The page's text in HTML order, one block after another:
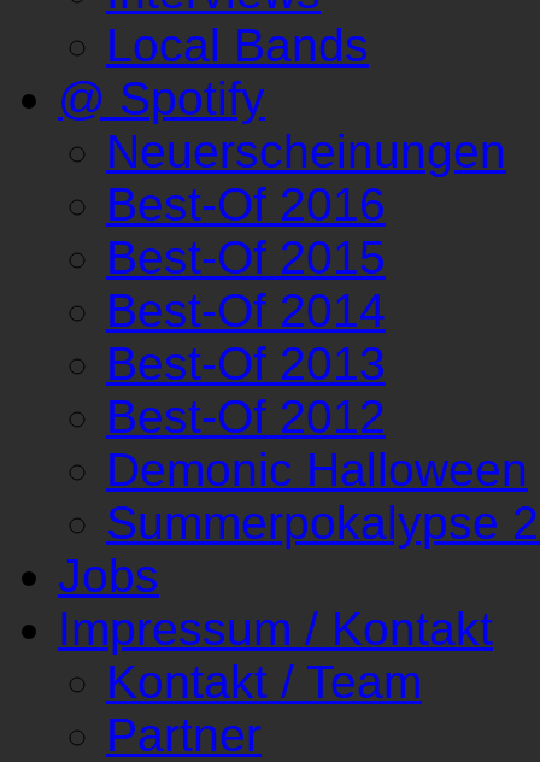
Local Bands
@ Spotify
Neuerscheinungen
Best-Of 2016
Best-Of 2015
Best-Of 2014
Best-Of 2013
Best-Of 2012
Demonic Halloween
Summerpokalypse
Jobs
Impressum / Kontakt
Kontakt / Team
Partner